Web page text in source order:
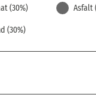
(30%) Asfalt
(30%)